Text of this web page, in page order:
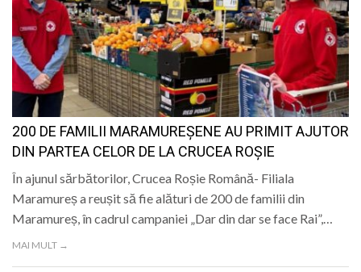
200 DE FAMILII MARAMUREȘENE AU PRIMIT AJUTOR
DIN PARTEA CELOR DE LA CRUCEA ROȘIE
În ajunul sărbătorilor, Crucea Roșie Română- Filiala
Maramureș a reușit să fie alături de 200 de familii din
Maramureș, în cadrul campaniei „Dar din dar se face Rai”,…
MAI MULT →